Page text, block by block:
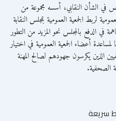
الشأن النقابي، أسسه مجموعة من
لربط الجمعية العمومية بمجلس النقابة
في الدفع بالمجلس نحو المزيد من التطور
أعضاء الجمعية العمومية في اختيار
الذين يكرسون جهودهم لصالح المهنة
الصحفية.
سريعة